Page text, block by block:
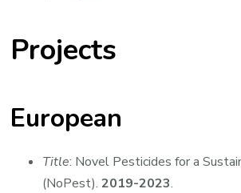
and Machine
Learning
Projects
European
Title: Novel Pesticides for a
(NoPest).2019-2023.